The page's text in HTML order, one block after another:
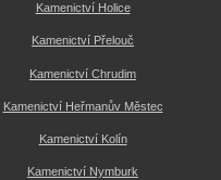
Kamenictví Holice
Kamenictví Přelouč
Kamenictví Chrudim
Kamenictví Heřmanův Městec
Kamenictví Kolín
Kamenictví Nymburk